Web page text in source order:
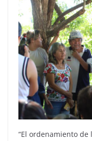
“El ordenamiento